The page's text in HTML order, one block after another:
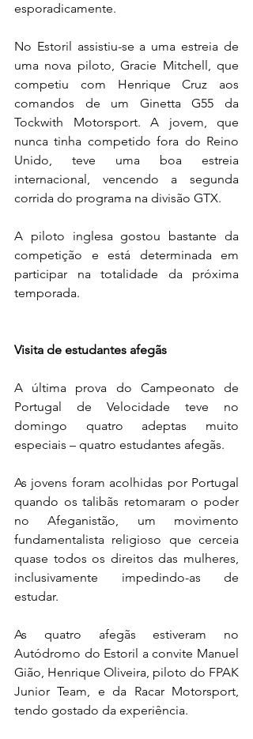
esporadicamente.
No Estoril assistiu-se a uma estreia de
uma nova piloto, Gracie Mitchell, que
competiu com Henrique Cruz aos
comandos de um Ginetta G55 da
Tockwith Motorsport. A jovem, que
nunca tinha competido fora do Reino
Unido, teve uma boa estreia
internacional, vencendo a segunda
corrida do programa na divisão GTX.
A piloto inglesa gostou bastante da
competição e está determinada em
participar na totalidade da próxima
temporada.
Visita de estudantes afegãs
A última prova do Campeonato de
Portugal de Velocidade teve no
domingo quatro adeptas muito
especiais – quatro estudantes afegãs.
As jovens foram acolhidas por Portugal
quando os talibãs retomaram o poder
no Afeganistão, um movimento
fundamentalista religioso que cerceia
quase todos os direitos das mulheres,
inclusivamente impedindo-as de
estudar.
As quatro afegãs estiveram no
Autódromo do Estoril a convite Manuel
Gião, Henrique Oliveira, piloto do FPAK
Junior Team, e da Racar Motorsport,
tendo gostado da experiência.